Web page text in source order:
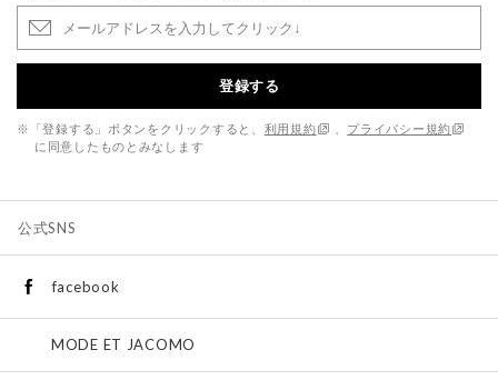
登録する
※「登録する」ボタンをクリックすると、 利用規約
プライバシー規約
に同意したものとみなします
公式SNS
facebook
MODE ET JACOMO